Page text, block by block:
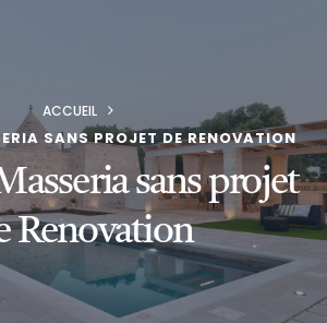
sans projet
Renovation
ACCUEIL
SANS PROJET DE RENOVATION